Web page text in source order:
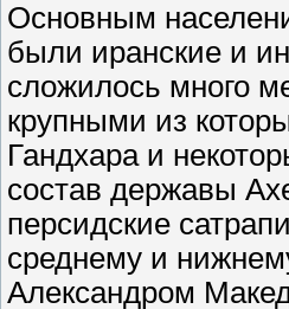
Основным
были иранские и
сложилось много
крупными из
Гандхара и
состав державы
персидские
среднему и
Александром